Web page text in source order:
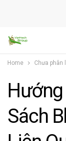
Home Chưa phân
Sách